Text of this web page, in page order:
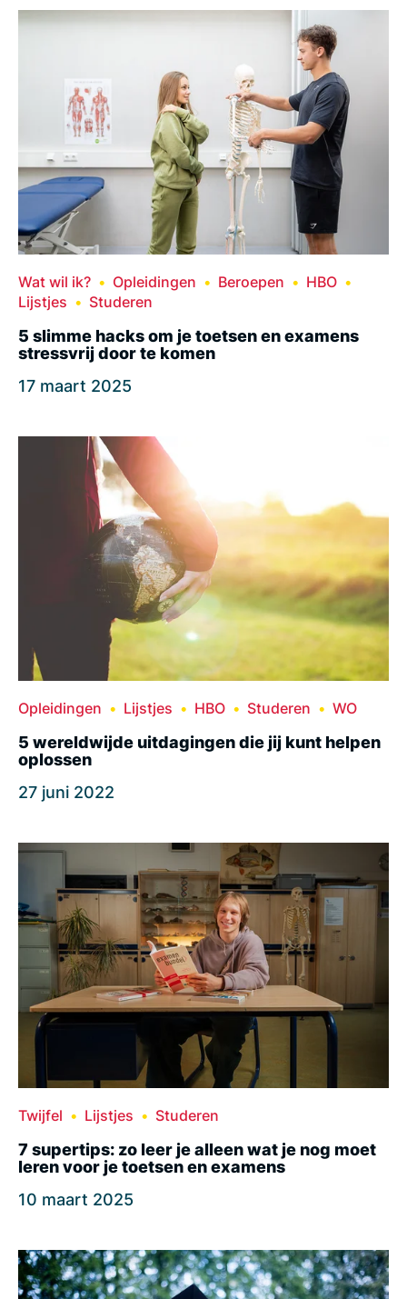
Wat wil ik? Opleidingen Beroepen
HBO
Lijstjes
Studeren
5 slimme hacks om je toetsen en examens
stressvrij door te komen
17 maart 2025
Opleidingen Lijstjes HBO Studeren WO
5 wereldwijde uitdagingen die jij kunt helpen
oplossen
27 juni 2022
Twijfel Lijstjes Studeren
7 supertips: zo leer je alleen wat je nog moet
leren voor je toetsen en examens
10 maart 2025